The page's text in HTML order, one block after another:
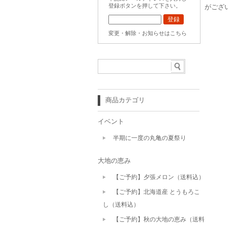
がござ
登録ボタンを押して下さい。
変更・解除・お知らせはこちら
商品カテゴリ
イベント
半期に一度の丸亀の夏祭り
大地の恵み
【ご予約】夕張メロン（送料込）
【ご予約】北海道産 とうもろこ
し（送料込）
【ご予約】秋の大地の恵み（送料